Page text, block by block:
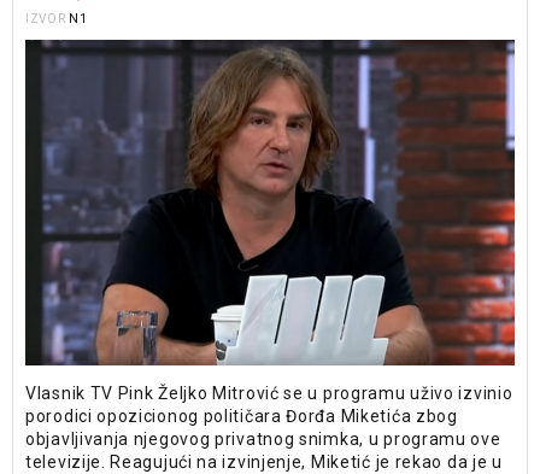
IZVOR N1
Vlasnik TV Pink Željko Mitrović se u programu uživo izvinio
porodici opozicionog političara Đorđa Miketića zbog
objavljivanja njegovog privatnog snimka, u programu ove
televizije. Reagujući na izvinjenje, Miketić je rekao da je u